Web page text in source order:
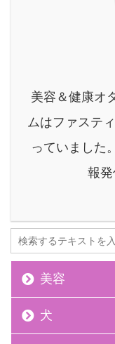
肌ケアなど、さま
目的で注目されて
れらのドリンクで
リンク」と「発酵
ク」の根本的な違
クが持つメリット
リットを始め、目
美容＆健康オ
ムはファステ
っていました
報発
美容
犬